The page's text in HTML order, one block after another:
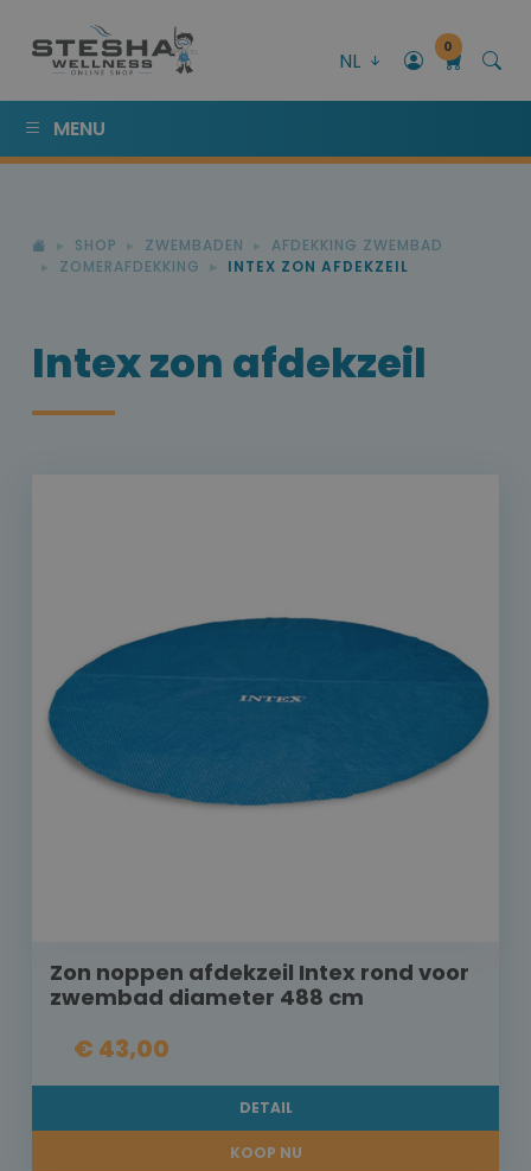
NL
0
MENU
SHOP ZWEMBADEN
AFDEKKING ZWEMBAD
ZOMERAFDEKKING
INTEX ZON AFDEKZEIL
Intex zon afdekzeil
Zon noppen afdekzeil Intex rond voor
zwembad diameter 488 cm
€ 43,00
DETAIL
KOOP NU